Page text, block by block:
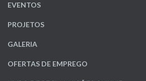
EVENTOS
PROJETOS
GALERIA
OFERTAS DE EMPREGO